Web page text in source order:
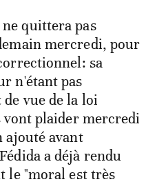
quittera pas
mercredi, pour
sa
n'étant pas
vue de la loi
vont plaider mercredi
ajouté avant
a déjà rendu
le "moral est très